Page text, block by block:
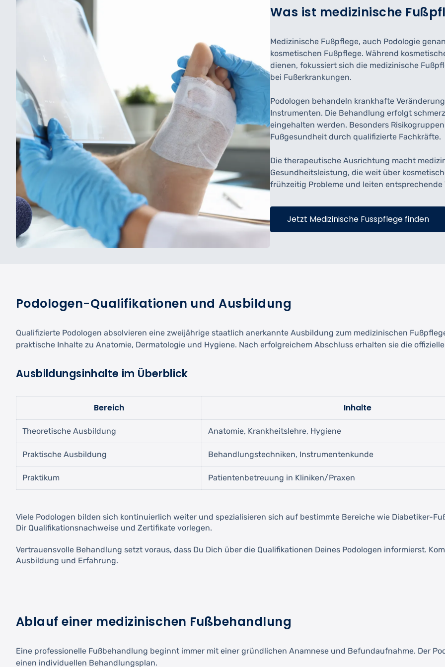
Was ist medizinische
Medizinische Fußpflege, auch Podologie
kosmetischen Fußpflege. Während
dienen, fokussiert sich die medizinische
bei Fußerkrankungen.
Podologen behandeln krankhafte
Instrumenten. Die Behandlung erfolgt
eingehalten werden. Besonders
Fußgesundheit durch qualifizierte Fachkräfte.
Die therapeutische Ausrichtung macht
Gesundheitsleistung, die weit über
frühzeitig Probleme und leiten entsprechende
Jetzt Medizinische Fusspflege finden
Podologen-Qualifikationen und Ausbildung
Qualifizierte Podologen absolvieren eine zweijährige staatlich anerkannte Ausbildung zum medizinischen
praktische Inhalte zu Anatomie, Dermatologie und Hygiene. Nach erfolgreichem Abschluss erhalten sie die
Ausbildungsinhalte im Überblick
Bereich Inhalte
Theoretische Ausbildung Anatomie, Krankheitslehre, Hygiene
Praktische Ausbildung Behandlungstechniken, Instrumentenkunde
Praktikum Patientenbetreuung in Kliniken/Praxen
Viele Podologen bilden sich kontinuierlich weiter und spezialisieren sich auf bestimmte Bereiche wie Diabetiker-
Dir Qualifikationsnachweise und Zertifikate vorlegen.
Vertrauensvolle Behandlung setzt voraus, dass Du Dich über die Qualifikationen Deines Podologen informierst.
Ausbildung und Erfahrung.
Ablauf einer medizinischen Fußbehandlung
Eine professionelle Fußbehandlung beginnt immer mit einer gründlichen Anamnese und Befundaufnahme. Der
einen individuellen Behandlungsplan.